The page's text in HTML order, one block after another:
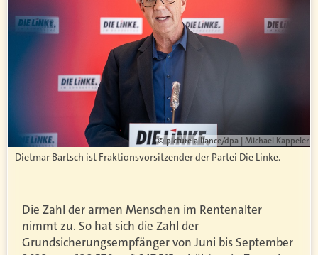
© picture alliance/dpa | Michael Kappeler
Dietmar Bartsch ist Fraktionsvorsitzender der Partei Die Linke.
Die Zahl der armen Menschen im Rentenalter
nimmt zu. So hat sich die Zahl der
Grundsicherungsempfänger von Juni bis September